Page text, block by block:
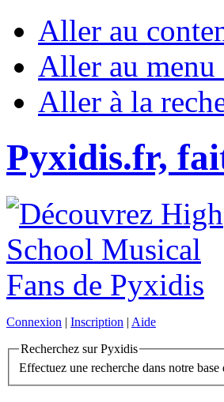
Aller au
Aller au
Aller à la
Pyxidis.fr,
Connexion | Inscription | Aide
Recherchez sur Pyxidis
Effectuez une recherche dans notre base